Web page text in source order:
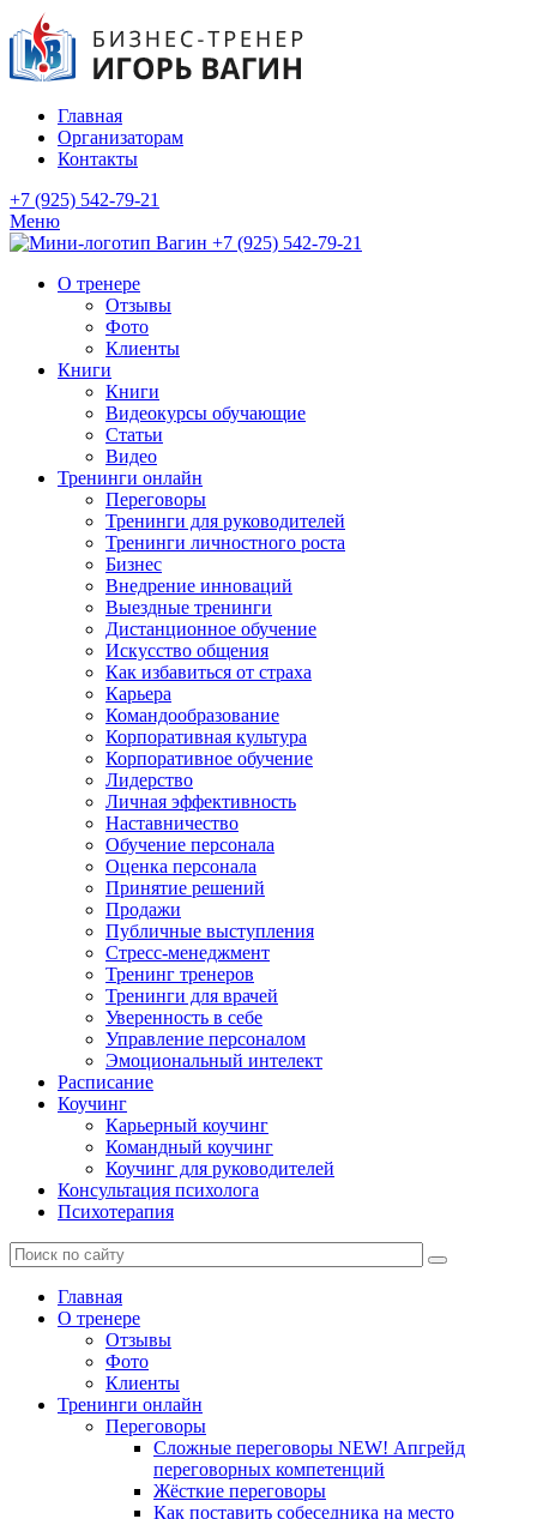
Главная
Организаторам
Контакты
+7 (925) 542-79-21
Меню
+7 (925) 542-79-21
О тренере
Отзывы
Фото
Клиенты
Книги
Книги
Видеокурсы обучающие
Статьи
Видео
Тренинги онлайн
Переговоры
Тренинги для руководителей
Тренинги личностного роста
Бизнес
Внедрение инноваций
Выездные тренинги
Дистанционное обучение
Искусство общения
Как избавиться от страха
Карьера
Командообразование
Корпоративная культура
Корпоративное обучение
Лидерство
Личная эффективность
Наставничество
Обучение персонала
Оценка персонала
Принятие решений
Продажи
Публичные выступления
Стресс-менеджмент
Тренинг тренеров
Тренинги для врачей
Уверенность в себе
Управление персоналом
Эмоциональный интелект
Расписание
Коучинг
Карьерный коучинг
Командный коучинг
Коучинг для руководителей
Консультация психолога
Психотерапия
Главная
О тренере
Отзывы
Фото
Клиенты
Тренинги онлайн
Переговоры
Сложные переговоры NEW! Апгрейд
переговорных компетенций
Жёсткие переговоры
Как поставить собеседника на место